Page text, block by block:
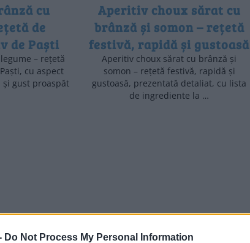
Do Not Process My Personal Information
cu
de
de Paști
– rețetă
cu aspect
și gust proaspăt
Aperitiv choux sărat cu
brânză și somon – rețetă
festivă, rapidă și gustoasă
Aperitiv choux sărat cu brânză și
somon – rețetă festivă, rapidă și
gustoasă, prezentată detaliat, cu lista
de ingrediente la …